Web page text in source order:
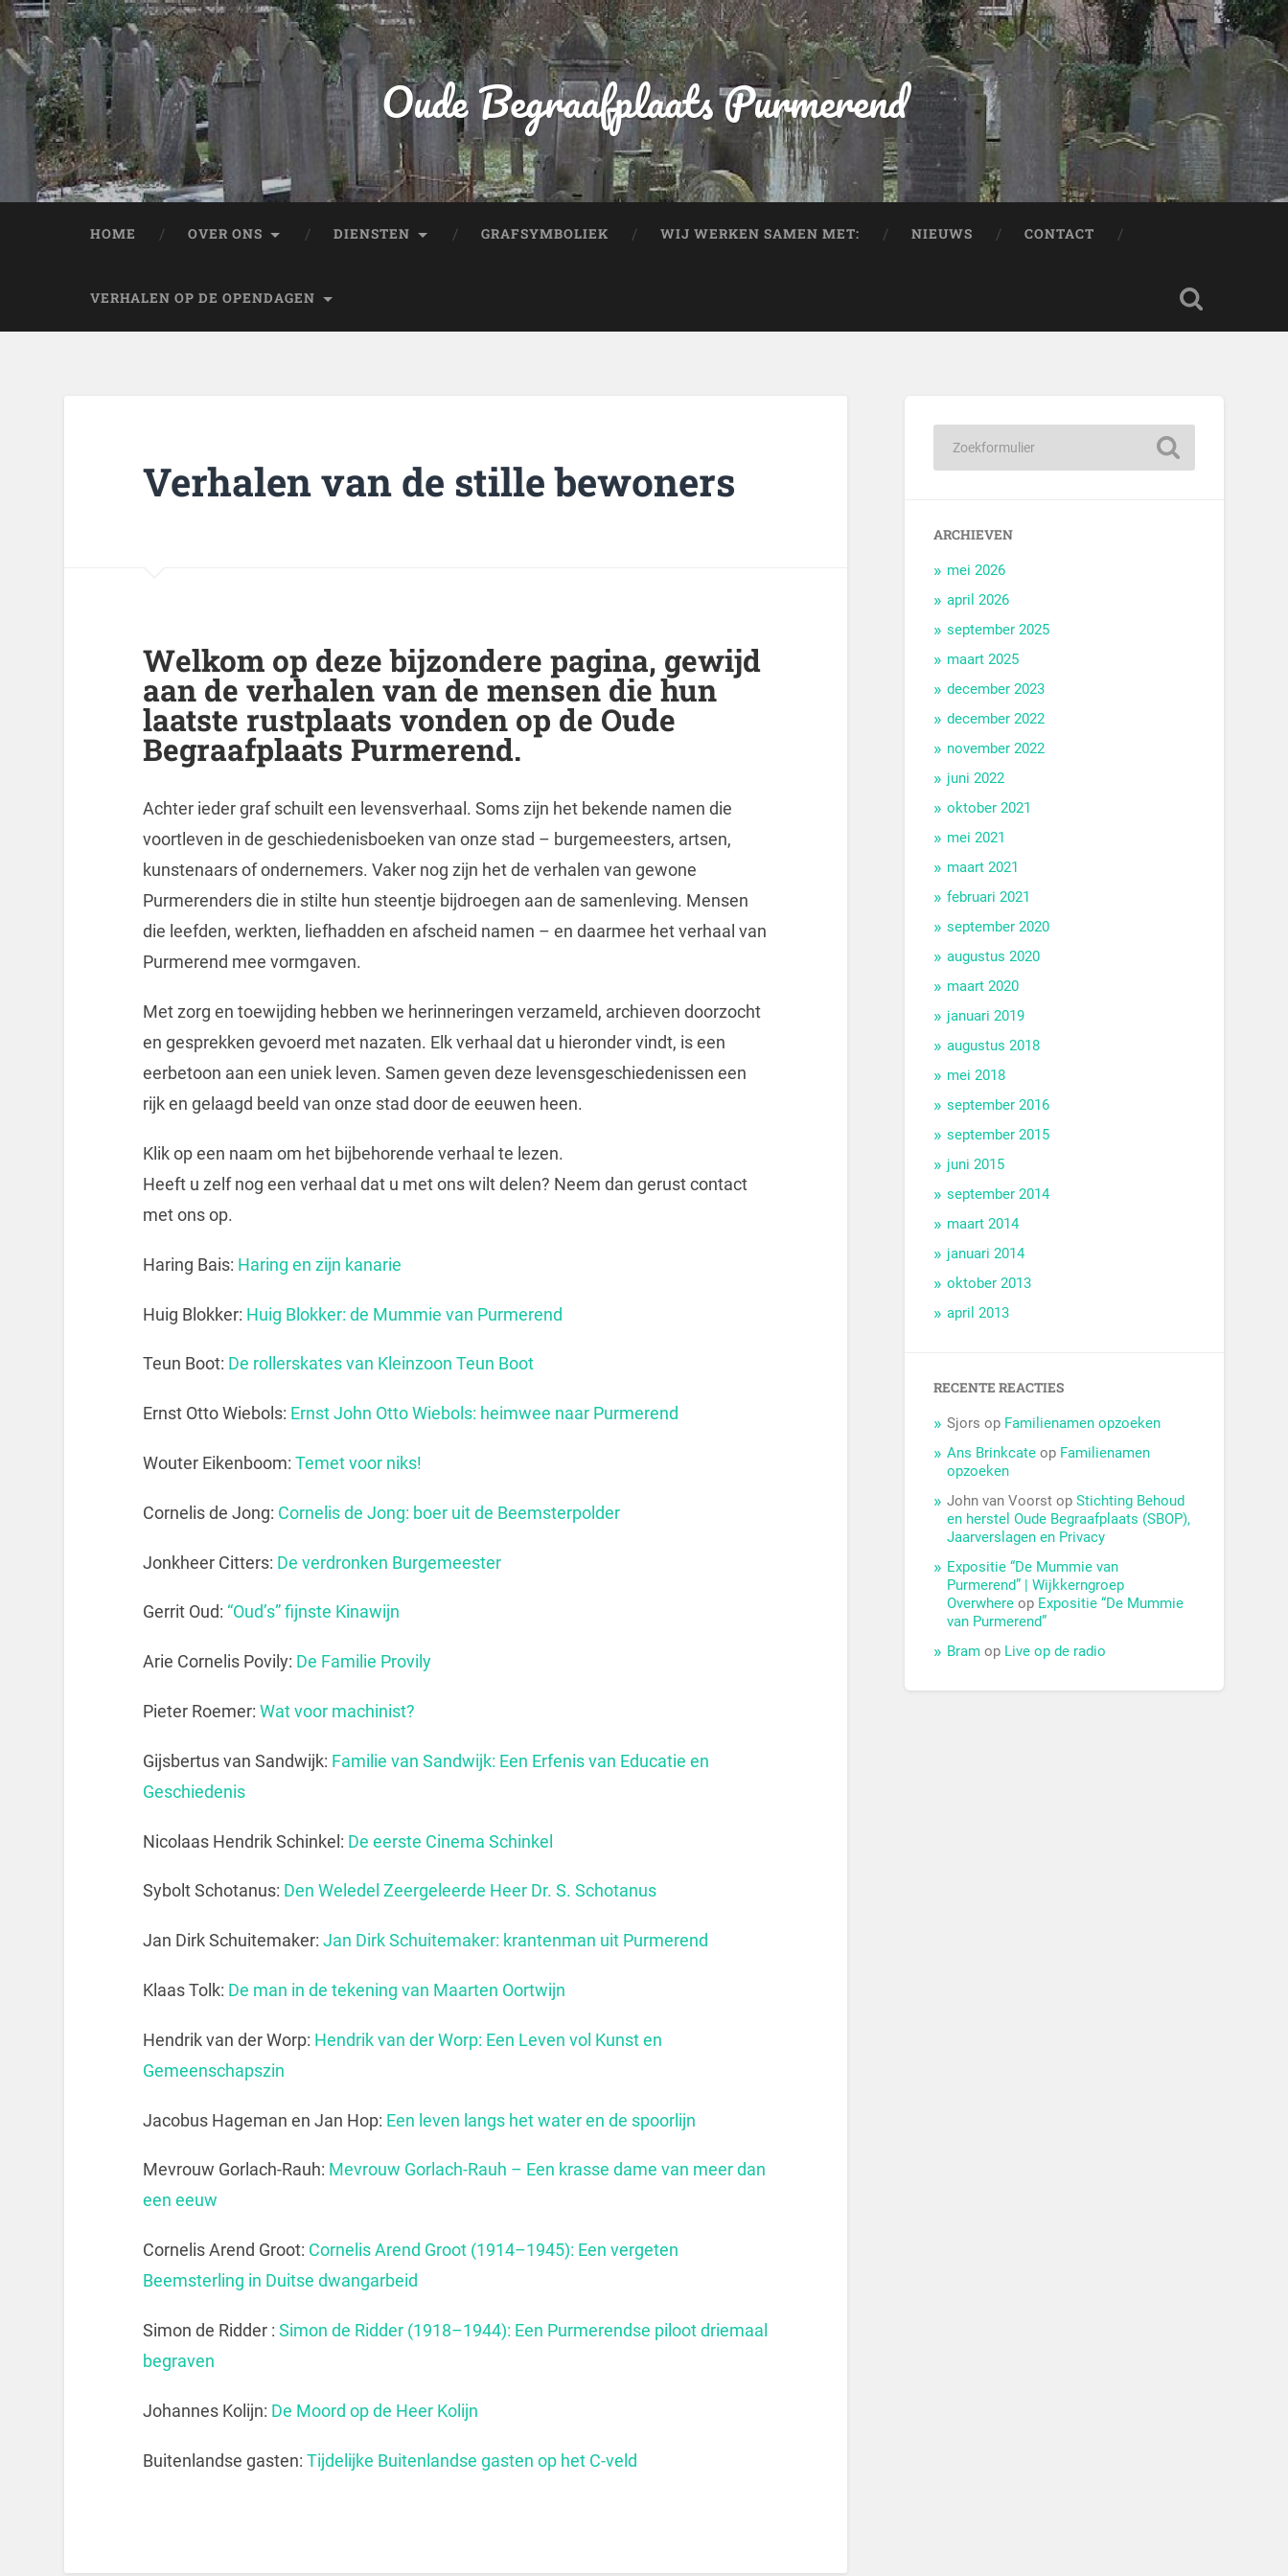
Oude Begraafplaats Purmerend
HOME OVER ONS DIENSTEN GRAFSYMBOLIEK WIJ WERKEN SAMEN MET: NIEUWS CONTACT
VERHALEN OP DE OPENDAGEN
Verhalen van de stille bewoners
Welkom op deze bijzondere pagina, gewijd
aan de verhalen van de mensen die hun
laatste rustplaats vonden op de Oude
Begraafplaats Purmerend.
Achter ieder graf schuilt een levensverhaal. Soms zijn het bekende namen die
voortleven in de geschiedenisboeken van onze stad – burgemeesters, artsen,
kunstenaars of ondernemers. Vaker nog zijn het de verhalen van gewone
Purmerenders die in stilte hun steentje bijdroegen aan de samenleving. Mensen
die leefden, werkten, liefhadden en afscheid namen – en daarmee het verhaal van
Purmerend mee vormgaven.
Met zorg en toewijding hebben we herinneringen verzameld, archieven doorzocht
en gesprekken gevoerd met nazaten. Elk verhaal dat u hieronder vindt, is een
eerbetoon aan een uniek leven. Samen geven deze levensgeschiedenissen een
rijk en gelaagd beeld van onze stad door de eeuwen heen.
Klik op een naam om het bijbehorende verhaal te lezen.
Heeft u zelf nog een verhaal dat u met ons wilt delen? Neem dan gerust contact
met ons op.
Haring Bais: Haring en zijn kanarie
Huig Blokker: Huig Blokker: de Mummie van Purmerend
Teun Boot: De rollerskates van Kleinzoon Teun Boot
Ernst Otto Wiebols: Ernst John Otto Wiebols: heimwee naar Purmerend
Wouter Eikenboom: Temet voor niks!
Cornelis de Jong: Cornelis de Jong: boer uit de Beemsterpolder
Jonkheer Citters: De verdronken Burgemeester
Gerrit Oud: “Oud’s” fijnste Kinawijn
Arie Cornelis Povily: De Familie Provily
Pieter Roemer: Wat voor machinist?
Gijsbertus van Sandwijk: Familie van Sandwijk: Een Erfenis van Educatie en
Geschiedenis
Nicolaas Hendrik Schinkel: De eerste Cinema Schinkel
Sybolt Schotanus: Den Weledel Zeergeleerde Heer Dr. S. Schotanus
Jan Dirk Schuitemaker: Jan Dirk Schuitemaker: krantenman uit Purmerend
Klaas Tolk: De man in de tekening van Maarten Oortwijn
Hendrik van der Worp: Hendrik van der Worp: Een Leven vol Kunst en
Gemeenschapszin
Jacobus Hageman en Jan Hop: Een leven langs het water en de spoorlijn
Mevrouw Gorlach-Rauh: Mevrouw Gorlach-Rauh – Een krasse dame van meer dan
een eeuw
Cornelis Arend Groot: Cornelis Arend Groot (1914–1945): Een vergeten
Beemsterling in Duitse dwangarbeid
Simon de Ridder : Simon de Ridder (1918–1944): Een Purmerendse piloot driemaal
begraven
Johannes Kolijn: De Moord op de Heer Kolijn
Buitenlandse gasten: Tijdelijke Buitenlandse gasten op het C-veld
ARCHIEVEN
mei 2026
april 2026
september 2025
maart 2025
december 2023
december 2022
november 2022
juni 2022
oktober 2021
mei 2021
maart 2021
februari 2021
september 2020
augustus 2020
maart 2020
januari 2019
augustus 2018
mei 2018
september 2016
september 2015
juni 2015
september 2014
maart 2014
januari 2014
oktober 2013
april 2013
RECENTE REACTIES
Sjors op Familienamen opzoeken
Ans Brinkcate op Familienamen
opzoeken
John van Voorst opStichting Behoud
en herstel Oude Begraafplaats (SBOP),
Jaarverslagen en Privacy
Expositie “De Mummie van
Purmerend” | Wijkkerngroep
Overwhere op Expositie “De Mummie
van Purmerend”
Bram op Live op de radio